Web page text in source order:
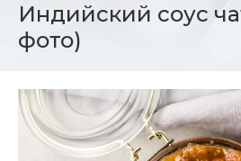
Индийский соус
фото)